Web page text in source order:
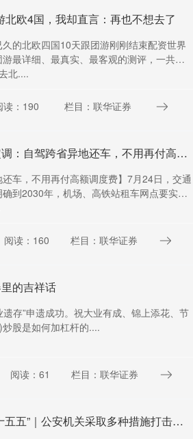
欧4国，我却直言：再也不想去了
的北欧四国10天跟团游刚刚结束配资世界
最详细、最真实、最客观的测评，一共分
北....
读：190 栏目：联华证券
正规炒股配资网 交通部定调：自驾跨省异地还车，不用再付高额调度费
还车，不用再付高额调度费】7月24日，交通
到2030年，机场、高铁站租车网点要实现
阅读：160 栏目：联华证券
的吉祥话
遗存”申遗成功。祝大业有成、锦上添花、节
股是如何加杠杆的....
阅读：61 栏目：联华证券
上海期货配资 开局起步“十五五”｜公安机关采取多种措施打击整治“利用新技术实施犯罪”